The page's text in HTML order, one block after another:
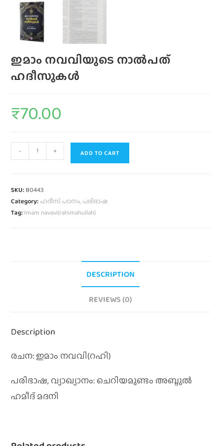
ഇമാം നവവിയുടെ നാല്‍പത്‌
ഹദീസുകള്‍
₹70.00
- + ADD TO CART
SKU: B0443
Category:ഹദീസ് പഠനം, പരിഭാഷ
Tag: Imam navavi(rahimahullah)
DESCRIPTION
REVIEWS (0)
Description
രചന: ഇമാം നവവി(റഹി)
പരിഭാഷ, വ്യാഖ്യാനം: ചെറിയമുണ്ടം അബ്ദുല്‍
ഹമീദ്‌ മദനി